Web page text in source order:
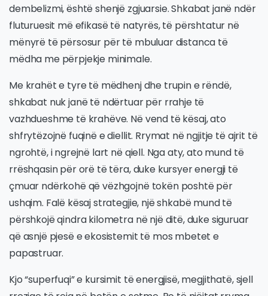
dembelizmi, është shenjë zgjuarsie. Shkabat janë ndër
fluturuesit më efikasë të natyrës, të përshtatur në
mënyrë të përsosur për të mbuluar distanca të
mëdha me përpjekje minimale.
Me krahët e tyre të mëdhenj dhe trupin e rëndë,
shkabat nuk janë të ndërtuar për rrahje të
vazhdueshme të krahëve. Në vend të kësaj, ato
shfrytëzojnë fuqinë e diellit. Rrymat në ngjitje të ajrit të
ngrohtë, i ngrejnë lart në qiell. Nga aty, ato mund të
rrëshqasin për orë të tëra, duke kursyer energji të
çmuar ndërkohë që vëzhgojnë tokën poshtë për
ushqim. Falë kësaj strategjie, një shkabë mund të
përshkojë qindra kilometra në një ditë, duke siguruar
që asnjë pjesë e ekosistemit të mos mbetet e
papastruar.
Kjo “superfuqi” e kursimit të energjisë, megjithatë, sjell